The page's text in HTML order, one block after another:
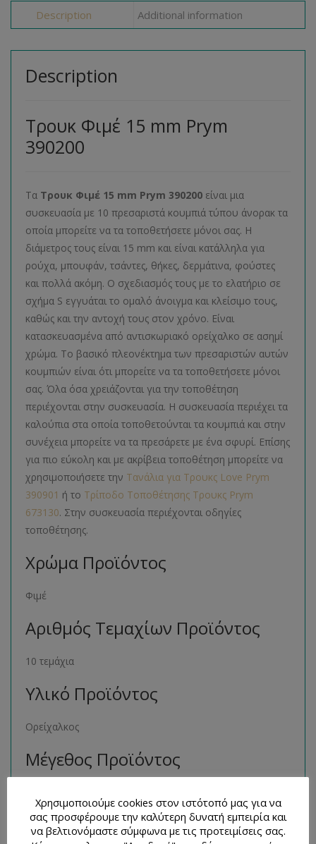
Description Additional information
Description
Τρουκ Φιμέ 15 mm Prym
390200
Τα Τρουκ Φιμέ 15 mm Prym 390200 είναι μια
συσκευασία με 10 πρεσαριστά κουμπιά τύπου άνορακ τα
οποία μπορείτε να τα τοποθετήσετε μόνοι σας. Η
διάμετρος τους είναι 15 mm και είναι κατάλληλα για
ρούχα, μπουφάν, τσάντες, θήκες, δερμάτινα, φούστες
και πολλά ακόμη. Ο σχεδιασμός τους με το ελατήριο σε
σχήμα S εγγυάται το ομαλό άνοιγμα και κλείσιμο τους,
καθώς και την αντοχή τους στον χρόνο. Είναι
κατασκευασμένα από αντισκωριακό ορείχαλκο σε ασημί
χρώμα. Το βασικό πλεονέκτημα των πρεσαριστών αυτών
κουμπιών είναι ότι μπορείτε να τα τοποθετήσετε μόνοι
σας. Όλα όσα χρειάζονται για την τοποθέτηση
περιέχονται στην συσκευασία. Η συσκευασία περιέχει τα
καλούπια στα οποία τοποθετούνται τα κουμπιά και στην
συνέχεια μπορείτε να τα πρεσάρετε με ένα σφυρί. Επίσης
για πιο εύκολη και με ακρίβεια τοποθέτηση μπορείτε να
χρησιμοποιήσετε την Τανάλια για Τρουκς Love Prym
390901 ή το Τρίποδο Τοποθέτησης Τρουκς Prym
673130. Στην συσκευασία περιέχονται οδηγίες
τοποθέτησης.
Χρώμα Προϊόντος
Φιμέ
Αριθμός Τεμαχίων Προϊόντος
10 τεμάχια
Υλικό Προϊόντος
Ορείχαλκος
Μέγεθος Προϊόντος
Παρόμοια Προϊόντα
Χρησιμοποιούμε cookies στον ιστότοπό μας για να
σας προσφέρουμε την καλύτερη δυνατή εμπειρία και
να βελτιονόμαστε σύμφωνα με τις προτειμίσεις σας.